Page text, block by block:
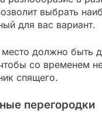
выбрать
для вас вариант.
должно быть
со временем
спящего.
перегородки